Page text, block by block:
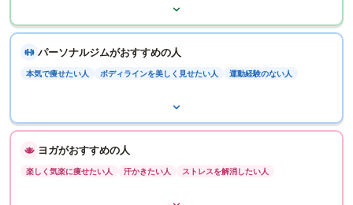
パーソナルジムがおすすめの人
本気で痩せたい人 ボディラインを美しく見せたい人 運動経験のない人
ヨガがおすすめの人
楽しく気楽に痩せたい人 汗かきたい人 ストレスを解消したい人